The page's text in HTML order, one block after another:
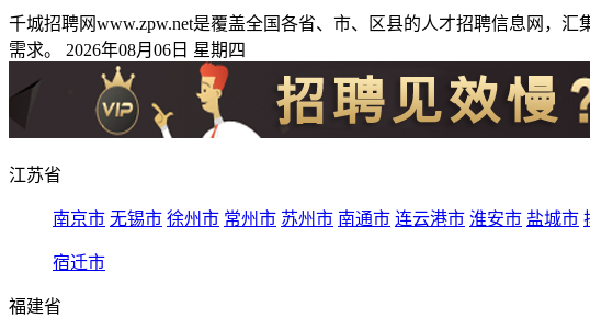
千城招聘网www.zpw.net是覆盖全国各省、市、区县的人才招聘信息网，
需求。 2026年08月06日 星期四
江苏省
南京市 无锡市 徐州市 常州市 苏州市 南通市 连云港市 淮安市 盐城市
宿迁市
福建省